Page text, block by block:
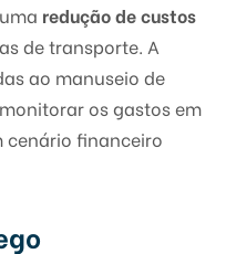
redução de custos
de transporte. A
ao manuseio de
os gastos em
financeiro